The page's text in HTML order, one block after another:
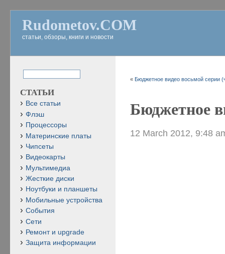
Rudometov.COM
статьи, обзоры, книги и новости
« Бюджетное видео восьмой серии
Бюджетное
12 March 2012, 9:48
СТАТЬИ
Все статьи
Флэш
Процессоры
Материнские платы
Чипсеты
Видеокарты
Мультимедиа
Жесткие диски
Ноутбуки и планшеты
Мобильные устройства
События
Сети
Ремонт и upgrade
Защита информации